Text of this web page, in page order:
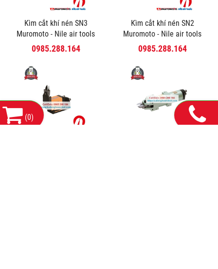
Kìm cắt khí nén SN3
Muromoto - Nile air tools
0985.288.164
Kìm cắt khí nén SN2
Muromoto - Nile air tools
0985.288.164
(0)